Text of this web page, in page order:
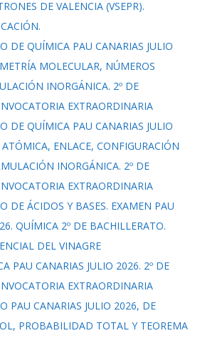
DE VALENCIA (VSEPR).
DE QUÍMICA PAU CANARIAS JULIO
MOLECULAR, NÚMEROS
INORGÁNICA. 2º DE
EXTRAORDINARIA
DE QUÍMICA PAU CANARIAS JULIO
ENLACE, CONFIGURACIÓN
INORGÁNICA. 2º DE
EXTRAORDINARIA
DE ÁCIDOS Y BASES. EXAMEN PAU
QUÍMICA 2º DE BACHILLERATO.
DEL VINAGRE
PAU CANARIAS JULIO 2026. 2º DE
EXTRAORDINARIA
PAU CANARIAS JULIO 2026, DE
PROBABILIDAD TOTAL Y TEOREMA